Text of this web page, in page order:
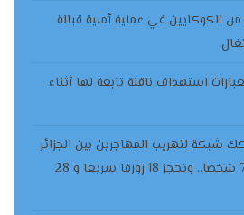
من 400 كلغ من الكوكايين في عملية أمنية قبالة
استهداف ناقلة تابعة لها أثناء
شبكة لتهريب المهاجرين بين الجزائر
وإسبانيا تتكون من 78 شخصا.. وتحجز 18 زورقا سريعا و 28